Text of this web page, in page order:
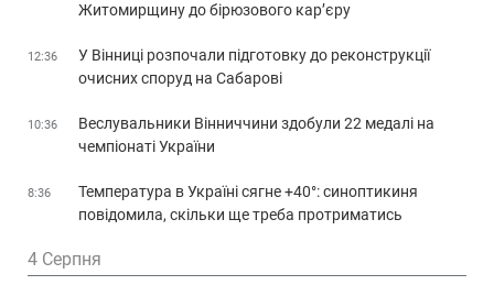
Житомирщину до бірюзового кар’єру
12:36
У Вінниці розпочали підготовку до реконструкції
очисних споруд на Сабарові
10:36
Веслувальники Вінниччини здобули 22 медалі на
чемпіонаті України
8:36
Температура в Україні сягне +40°: синоптикиня
повідомила, скільки ще треба протриматись
4 Серпня